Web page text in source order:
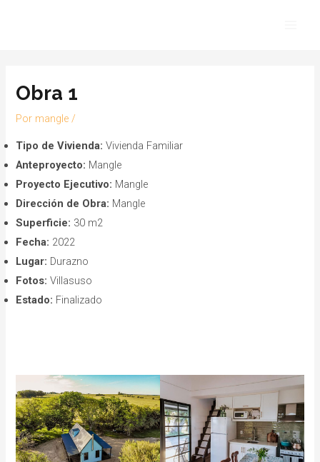
Obra 1
Por mangle/
Tipo de Vivienda:Vivienda Familiar
Anteproyecto: Mangle
Proyecto Ejecutivo: Mangle
Dirección de Obra: Mangle
Superficie: 30 m2
Fecha: 2022
Lugar: Durazno
Fotos: Villasuso
Estado: Finalizado